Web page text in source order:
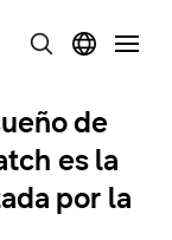
de
es la
por la